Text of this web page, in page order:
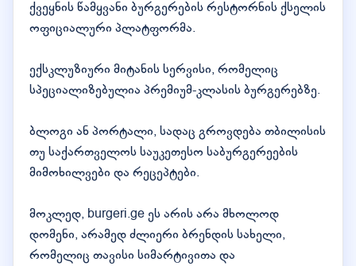
ქვეყნის წამყვანი ბურგერების რესტორნის ქსელის
ოფიციალური პლატფორმა.
ექსკლუზიური მიტანის სერვისი, რომელიც
სპეციალიზებულია პრემიუმ-კლასის ბურგერებზე.
ბლოგი ან პორტალი, სადაც გროვდება თბილისის
თუ საქართველოს საუკეთესო საბურგერეების
მიმოხილვები და რეცეპტები.
მოკლედ, burgeri.ge ეს არის არა მხოლოდ
დომენი, არამედ ძლიერი ბრენდის სახელი,
რომელიც თავისი სიმარტივითა და